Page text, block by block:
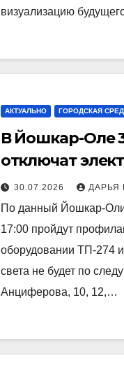
визуализацию
АКТУАЛЬНО ГОРОДСКАЯ
В Йошкар-Оле
отключат
ряде домов
30.07.2026 ДАРЬЯ
По данный Йошкар-
17:00 пройдут
оборудовании ТП-274
света не будет по
Анциферова, 10, 12,…